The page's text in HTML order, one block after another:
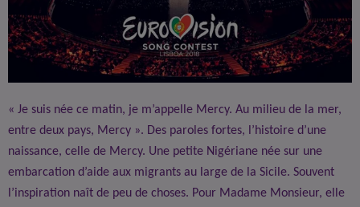
« Je suis née ce matin, je m’appelle Mercy. Au milieu de la mer,
entre deux pays, Mercy ». Des paroles fortes, l’histoire d’une
naissance, celle de Mercy. Une petite Nigériane née sur une
embarcation d’aide aux migrants au large de la Sicile. Souvent
l’inspiration naît de peu de choses. Pour Madame Monsieur, elle